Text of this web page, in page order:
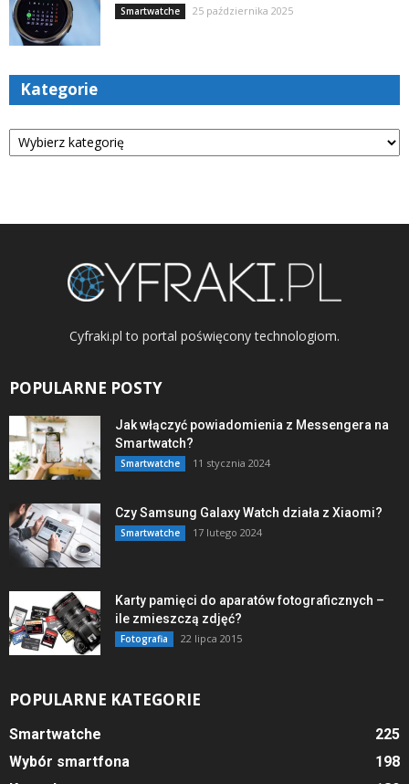
Smartwatche 25 października 2025
Kategorie
Kategorie
Cyfraki.pl to portal poświęcony technologiom.
POPULARNE POSTY
Jak włączyć powiadomienia z Messengera na
Smartwatch?
Smartwatche 11 stycznia 2024
Czy Samsung Galaxy Watch działa z Xiaomi?
Smartwatche 17 lutego 2024
Karty pamięci do aparatów fotograficznych –
ile zmieszczą zdjęć?
Fotografia 22 lipca 2015
POPULARNE KATEGORIE
Smartwatche
225
Wybór smartfona
198